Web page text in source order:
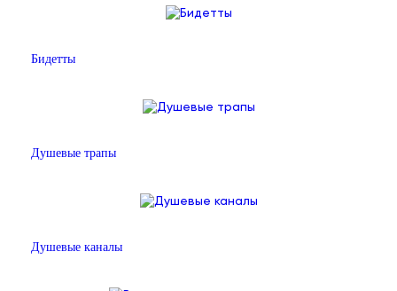
Бидетты
Душевые трапы
Душевые каналы